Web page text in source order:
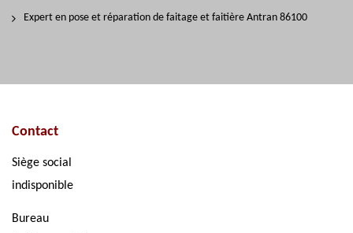
Expert en pose et réparation de faitage et faitière Antran 86100
Contact
Siège social
indisponible
Bureau